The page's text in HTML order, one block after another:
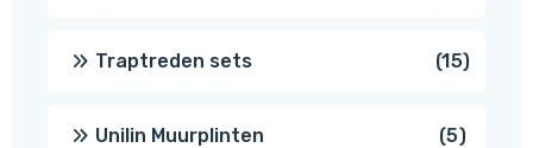
Traptreden sets 1515
Unilin Muurplinten 55